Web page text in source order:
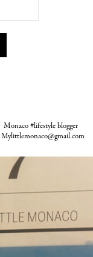
Monaco #lifestyle blogger